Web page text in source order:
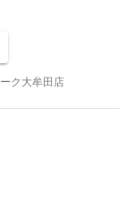
ク大牟田店